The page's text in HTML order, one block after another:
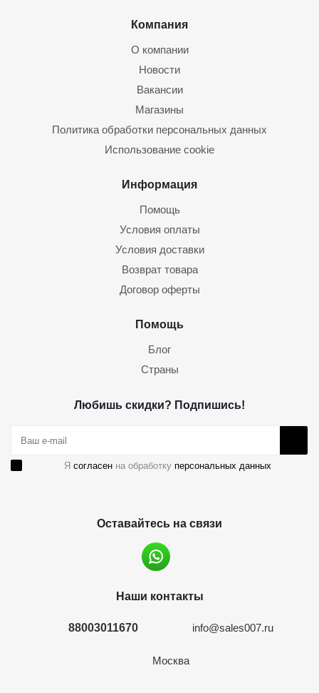
Компания
О компании
Новости
Вакансии
Магазины
Политика обработки персональных данных
Использование cookie
Информация
Помощь
Условия оплаты
Условия доставки
Возврат товара
Договор оферты
Помощь
Блог
Страны
Любишь скидки? Подпишись!
Я согласен на обработку персональных данных
Оставайтесь на связи
Наши контакты
88003011670 info@sales007.ru
Москва